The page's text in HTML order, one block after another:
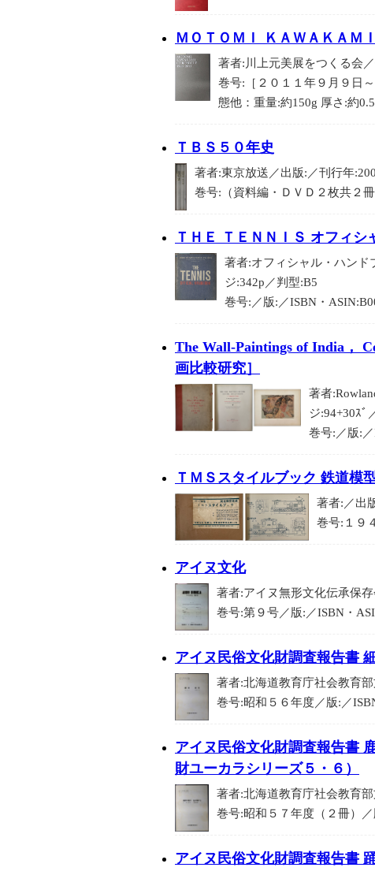
ＭＯＴＯＭＩ ＫＡＷＡＫＡＭ
著者:川上元美展をつくる会
巻号:［２０１１年９月９日
態他：重量:約150g 厚さ:約
ＴＢＳ５０年史
著者:東京放送／出版:／刊行年
巻号:（資料編・ＤＶＤ２枚共２
ＴＨＥ ＴＥＮＮＩＳ オフィシ
著者:オフィシャル・ハンド
ジ:342p／判型:B5
巻号:／版:／ISBN・
The Wall-Paintings of India，
画比較研究］
著者
ジ:94+30ｽﾞ
巻号:／版:
ＴＭＳスタイルブック 鉄道模
著者:／出
巻号:１９
アイヌ文化
著者:アイヌ無形文化伝承保
巻号:第９号／版:／ISBN・
アイヌ民俗文化財調査報告書
著者:北海道教育庁社会教育
巻号:昭和５６年度／版:／
アイヌ民俗文化財調査報告書
財ユーカラシリーズ５・６）
著者:北海道教育庁社会教育
巻号:昭和５７年度（２冊）
アイヌ民俗文化財調査報告書